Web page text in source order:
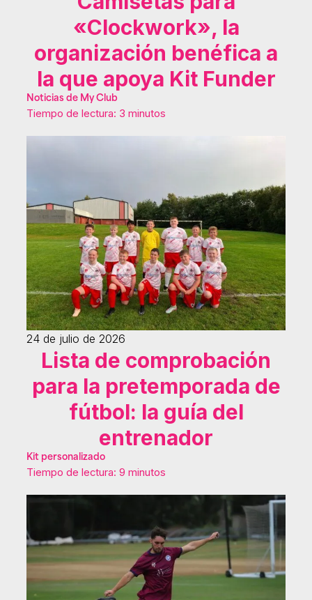
«Clockwork», la
organización benéfica a
la que apoya Kit Funder
Noticias de My Club
Tiempo de lectura: 3 minutos
24 de julio de 2026
Lista de comprobación
para la pretemporada de
fútbol: la guía del
entrenador
Kit personalizado
Tiempo de lectura: 9 minutos